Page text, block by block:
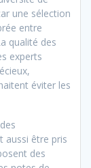
une sélection
entre
qualité des
experts
éviter les
aussi être pris
des